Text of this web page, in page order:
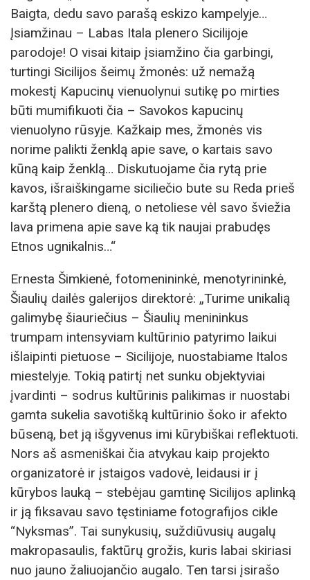
Baigta, dedu savo parašą eskizo kampelyje…
Įsiamžinau – Labas Itala plenero Sicilijoje
parodoje! O visai kitaip įsiamžino čia garbingi,
turtingi Sicilijos šeimų žmonės: už nemažą
mokestį Kapucinų vienuolynui sutikę po mirties
būti mumifikuoti čia – Savokos kapucinų
vienuolyno rūsyje. Kažkaip mes, žmonės vis
norime palikti ženklą apie save, o kartais savo
kūną kaip ženklą… Diskutuojame čia rytą prie
kavos, išraiškingame siciliečio bute su Reda prieš
karštą plenero dieną, o netoliese vėl savo šviežia
lava primena apie save ką tik naujai prabudęs
Etnos ugnikalnis…“
Ernesta Šimkienė, fotomenininkė, menotyrininkė,
Šiaulių dailės galerijos direktorė: „Turime unikalią
galimybę šiauriečius – Šiaulių menininkus
trumpam intensyviam kultūrinio patyrimo laikui
išlaipinti pietuose – Sicilijoje, nuostabiame Italos
miestelyje. Tokią patirtį net sunku objektyviai
įvardinti – sodrus kultūrinis palikimas ir nuostabi
gamta sukelia savotišką kultūrinio šoko ir afekto
būseną, bet ją išgyvenus imi kūrybiškai reflektuoti.
Nors aš asmeniškai čia atvykau kaip projekto
organizatorė ir įstaigos vadovė, leidausi ir į
kūrybos lauką – stebėjau gamtinę Sicilijos aplinką
ir ją fiksavau savo tęstiniame fotografijos cikle
“Nyksmas”. Tai sunykusių, suždiūvusių augalų
makropasaulis, faktūrų grožis, kuris labai skiriasi
nuo jauno žaliuojančio augalo. Ten tarsi įsirašo